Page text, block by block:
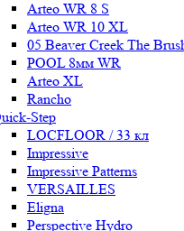
Arteo WR 8 S
Arteo WR 10 XL
05 Beaver Creek The
POOL 8мм WR
Arteo XL
Rancho
Step
LOCFLOOR / 33 кл
Impressive
Impressive Patterns
VERSAILLES
Eligna
Perspective Hydro